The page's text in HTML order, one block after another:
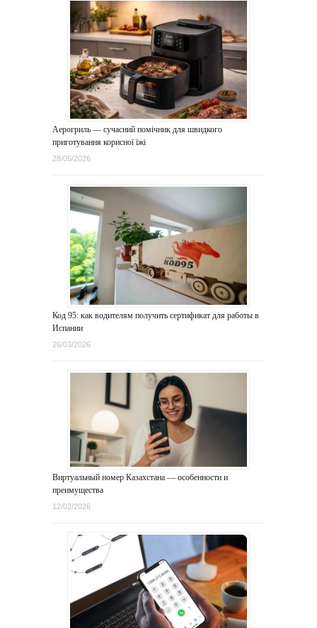
Аерогриль — сучасний помічник для швидкого
приготування корисної їжі
28/05/2026
Код 95: как водителям получить сертификат для работы в
Испании
26/03/2026
Виртуальный номер Казахстана — особенности и
преимущества
12/02/2026